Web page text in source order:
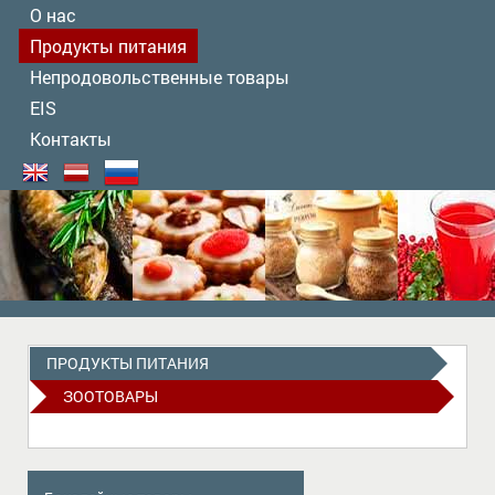
О нас
Продукты питания
Непродовольственные товары
EIS
Контакты
ПРОДУКТЫ ПИТАНИЯ
ЗООТОВАРЫ